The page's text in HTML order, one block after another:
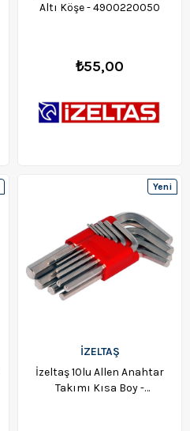
Altı Köşe - 4900220050
₺55,00
İZELTAŞ
İzeltaş 10lu Allen Anahtar
Takımı Kısa Boy -
Yeni